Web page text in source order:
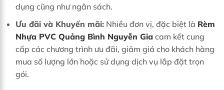
dụng cũng như ngân sách.
Ưu đãi và Khuyến mãi:Nhiều đơn vị, đặc biệt là Rèm
Nhựa PVC Quảng Bình Nguyễn Giacam kết cung
cấp các chương trình ưu đãi, giảm giá cho khách hàng
mua số lượng lớn hoặc sử dụng dịch vụ lắp đặt trọn
gói.